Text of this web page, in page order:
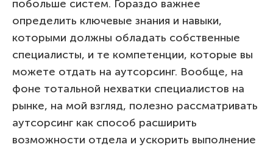
побольше систем. Гораздо важнее
определить ключевые знания и навыки,
которыми должны обладать собственные
специалисты, и те компетенции, которые вы
можете отдать на аутсорсинг. Вообще, на
фоне тотальной нехватки специалистов на
рынке, на мой взгляд, полезно рассматривать
аутсорсинг как способ расширить
возможности отдела и ускорить выполнение